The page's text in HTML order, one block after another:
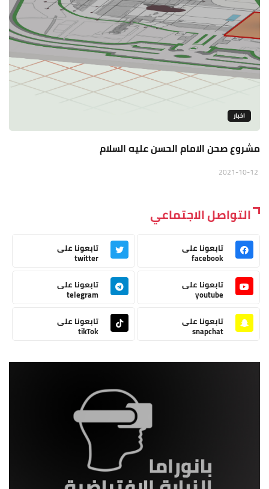
اخبار
مشروع صحن الامام الحسن عليه السلام
التواصل الاجتماعي
تابعونا على
facebook
تابعونا على
twitter
تابعونا على
youtube
تابعونا على
telegram
تابعونا على
snapchat
تابعونا على
tikTok